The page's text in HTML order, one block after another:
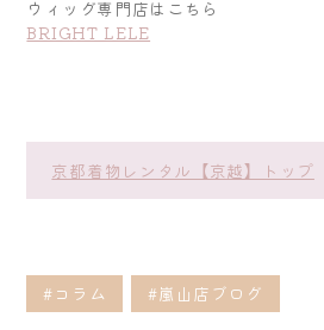
ウィッグ専門店はこちら
BRIGHT LELE
京都着物レンタル【京越】トップ
#コラム #嵐山店ブログ